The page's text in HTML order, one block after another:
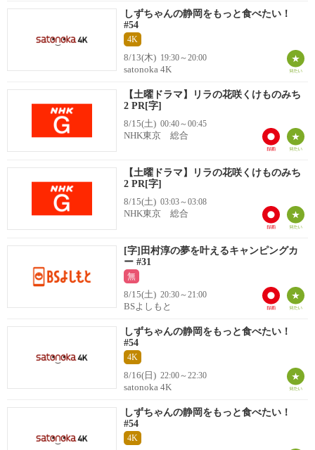
しずちゃんの静岡をもっと食べたい！
#54
4K
8/13(木) 19:30～20:00
satonoka 4K
【土曜ドラマ】リラの花咲くけものみち
2 PR[字]
8/15(土) 00:40～00:45
NHK東京 総合
【土曜ドラマ】リラの花咲くけものみち
2 PR[字]
8/15(土) 03:03～03:08
NHK東京 総合
[字]田村淳の夢を叶えるキャンピングカ
ー #31
無
8/15(土) 20:30～21:00
BSよしもと
しずちゃんの静岡をもっと食べたい！
#54
4K
8/16(日) 22:00～22:30
satonoka 4K
しずちゃんの静岡をもっと食べたい！
#54
4K